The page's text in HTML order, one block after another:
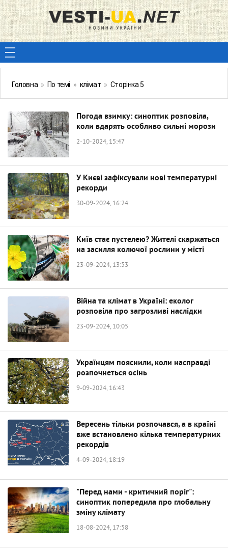
Головна » По темі » клімат » Сторінка 5
Погода взимку: синоптик розповіла,
коли вдарять особливо сильні морози
2-10-2024, 15:47
У Києві зафіксували нові температурні
рекорди
30-09-2024, 16:24
Київ стає пустелею? Жителі скаржаться
на засилля колючої рослини у місті
23-09-2024, 13:53
Війна та клімат в Україні: еколог
розповіла про загрозливі наслідки
23-09-2024, 10:05
Українцям пояснили, коли насправді
розпочнеться осінь
9-09-2024, 16:43
Вересень тільки розпочався, а в країні
вже встановлено кілька температурних
рекордів
4-09-2024, 18:19
"Перед нами - критичний поріг":
синоптик попередила про глобальну
зміну клімату
18-08-2024, 17:58